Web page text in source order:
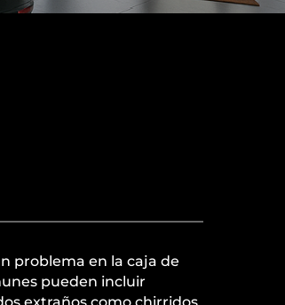
problema en la caja de
pueden incluir